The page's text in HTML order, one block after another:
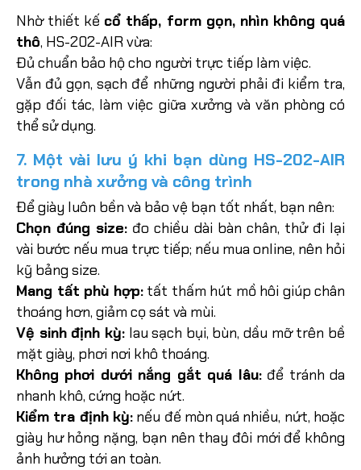
Nhờ thiết kế cổ thấp, form gọn, nhìn không quá
thô, HS-202-AIR vừa:
Đủ chuẩn bảo hộ cho người trực tiếp làm việc.
Vẫn đủ gọn, sạch để những người phải đi kiểm tra,
gặp đối tác, làm việc giữa xưởng và văn phòng có
thể sử dụng.
7. Một vài lưu ý khi bạn dùng HS-202-AIR
trong nhà xưởng và công trình
Để giày luôn bền và bảo vệ bạn tốt nhất, bạn nên:
Chọn đúng size: đo chiều dài bàn chân, thử đi lại
vài bước nếu mua trực tiếp; nếu mua online, nên hỏi
kỹ bảng size.
Mang tất phù hợp:tất thấm hút mồ hôi giúp chân
thoáng hơn, giảm cọ sát và mùi.
Vệ sinh định kỳ:lau sạch bụi, bùn, dầu mỡ trên bề
mặt giày, phơi nơi khô thoáng.
Không phơi dưới nắng gắt quá lâu:để tránh da
nhanh khô, cứng hoặc nứt.
Kiểm tra định kỳ:nếu đế mòn quá nhiều, nứt, hoặc
giày hư hỏng nặng, bạn nên thay đôi mới để không
ảnh hưởng tới an toàn.